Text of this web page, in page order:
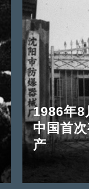
1986年8
中国首
产